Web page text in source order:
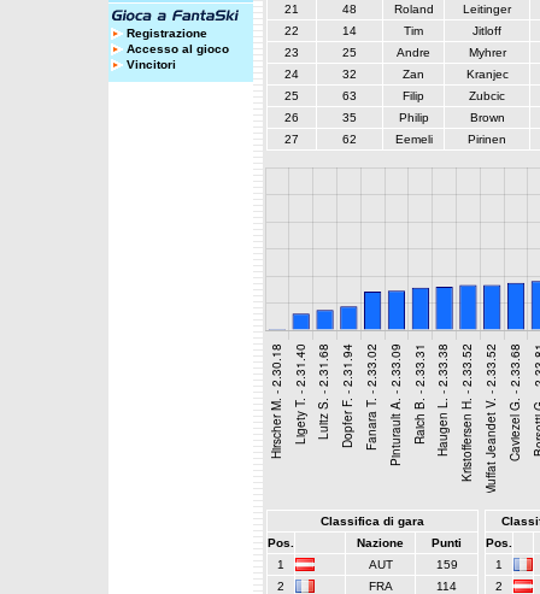
Registrazione
Accesso al gioco
Vincitori
21
48 Roland
Leitinger
22
14 Tim
Jitloff
23
25 Andre
Myhrer
24
32 Zan
Kranjec
25
63 Filip
Zubcic
26
35 Philip
Brown
27
62 Eemeli Pirinen
Classifica di gara
Pos.
Nazione
Punti
1
AUT
159
2
FRA
114
Pos.
1
2